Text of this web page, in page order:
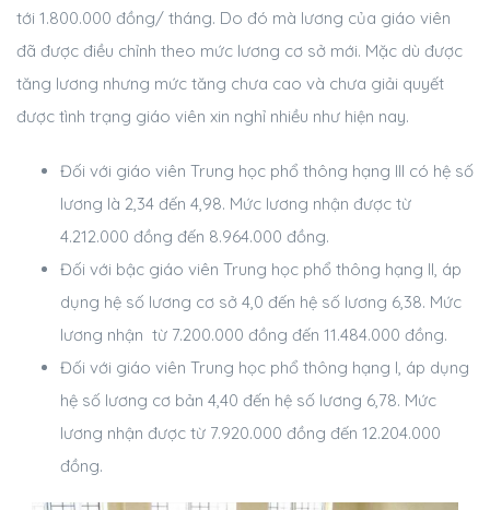
tới 1.800.000 đồng/ tháng. Do đó mà lương của giáo viên
đã được điều chỉnh theo mức lương cơ sở mới. Mặc dù được
tăng lương nhưng mức tăng chưa cao và chưa giải quyết
được tình trạng giáo viên xin nghỉ nhiều như hiện nay.
Đối với giáo viên Trung học phổ thông hạng III có hệ số
lương là 2,34 đến 4,98. Mức lương nhận được từ
4.212.000 đồng đến 8.964.000 đồng.
Đối với bậc giáo viên Trung học phổ thông hạng II, áp
dụng hệ số lương cơ sở 4,0 đến hệ số lương 6,38. Mức
lương nhận từ 7.200.000 đồng đến 11.484.000 đồng.
Đối với giáo viên Trung học phổ thông hạng I, áp dụng
hệ số lương cơ bản 4,40 đến hệ số lương 6,78. Mức
lương nhận được từ 7.920.000 đồng đến 12.204.000
đồng.